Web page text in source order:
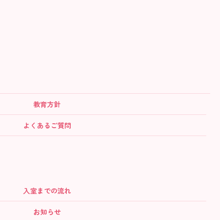
教育方針
よくあるご質問
入室までの流れ
お知らせ